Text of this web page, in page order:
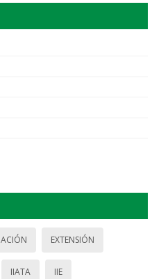
EXTENSIÓN
IIATA IIE